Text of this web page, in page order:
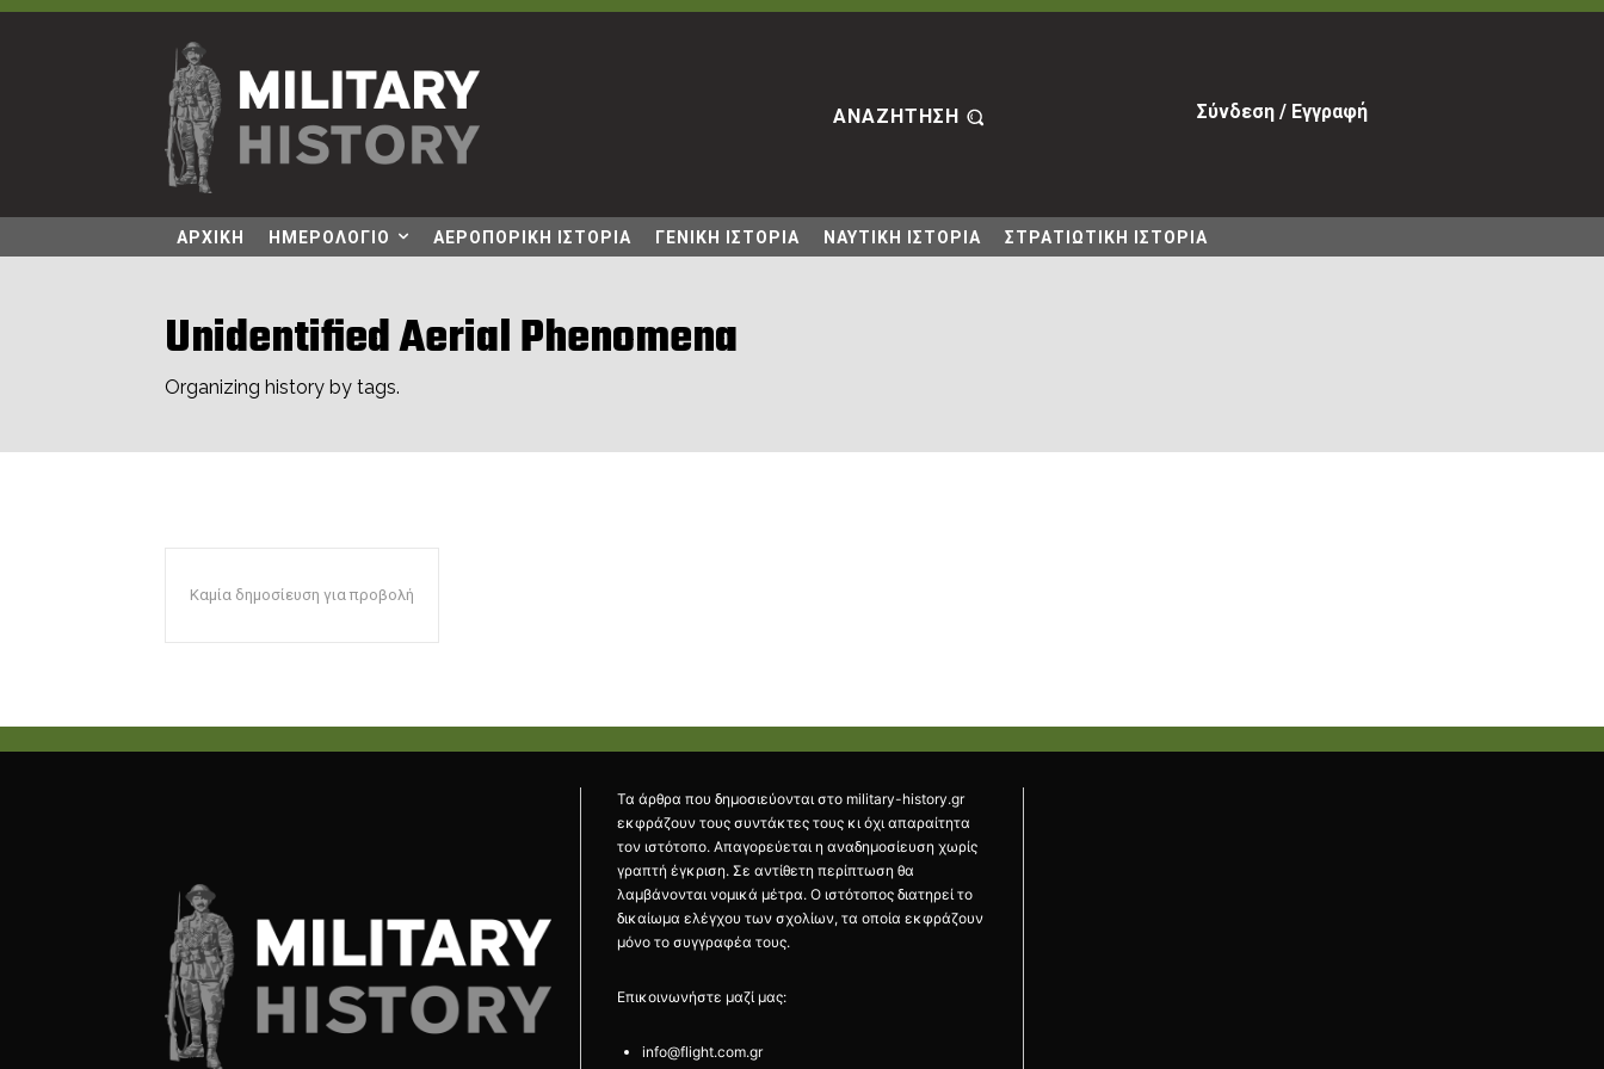
ΑΝΑΖΗΤΗΣΗ Σύνδεση / Εγγραφή
ΑΡΧΙΚΗ ΗΜΕΡΟΛΟΓΙΟ ΑΕΡΟΠΟΡΙΚΗ ΙΣΤΟΡΙΑ ΓΕΝΙΚΗ ΙΣΤΟΡΙΑ ΝΑΥΤΙΚΗ ΙΣΤΟΡΙΑ ΣΤΡΑΤΙΩΤΙΚΗ ΙΣΤΟΡΙΑ
Unidentified Aerial Phenomena
Organizing history by tags.
Καμία δημοσίευση για προβολή
Τα άρθρα που δημοσιεύονται στο military-history.gr
εκφράζουν τους συντάκτες τους κι όχι απαραίτητα
τον ιστότοπο. Απαγορεύεται η αναδημοσίευση χωρίς
γραπτή έγκριση. Σε αντίθετη περίπτωση θα
λαμβάνονται νομικά μέτρα. Ο ιστότοπος διατηρεί το
δικαίωμα ελέγχου των σχολίων, τα οποία εκφράζουν
μόνο το συγγραφέα τους.
Επικοινωνήστε μαζί μας:
info@flight.com.gr